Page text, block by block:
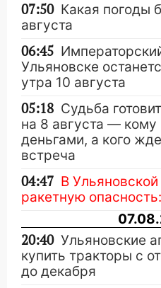
07:50 Какая погоды
августа
06:45
Ульяновске
утра 10 августа
05:18 Судьба
на 8 августа — кому
деньгами, а кого
встреча
04:47 В
ракетную
20:40 Ульяновские
купить тракторы с
до декабря